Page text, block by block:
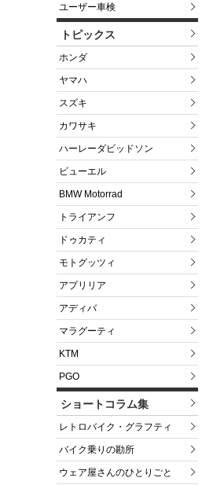
ユーザー車検
トピックス
ホンダ
ヤマハ
スズキ
カワサキ
ハーレーダビッドソン
ビューエル
BMW Motorrad
トライアンフ
ドゥカティ
モトグッツィ
アプリリア
アディバ
マラグーティ
KTM
PGO
ショートコラム集
レトロバイク・グラフティ
バイク乗りの勘所
ウェア屋さんのひとりごと